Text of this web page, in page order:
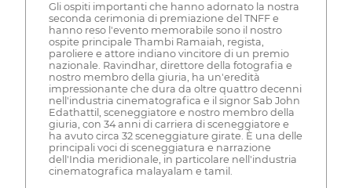
Gli ospiti importanti che hanno adornato la nostra
seconda cerimonia di premiazione del TNFF e
hanno reso l'evento memorabile sono il nostro
ospite principale Thambi Ramaiah, regista,
paroliere e attore indiano vincitore di un premio
nazionale. Ravindhar, direttore della fotografia e
nostro membro della giuria, ha un'eredità
impressionante che dura da oltre quattro decenni
nell'industria cinematografica e il signor Sab John
Edathattil, sceneggiatore e nostro membro della
giuria, con 34 anni di carriera di sceneggiatore e
ha avuto circa 32 sceneggiature girate. È una delle
principali voci di sceneggiatura e narrazione
dell'India meridionale, in particolare nell'industria
cinematografica malayalam e tamil.